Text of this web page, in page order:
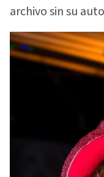
archivo sin su